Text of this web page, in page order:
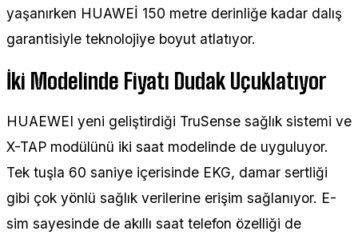
yaşanırken HUAWEİ 150 metre derinliğe kadar dalış
garantisiyle teknolojiye boyut atlatıyor.
İki Modelinde Fiyatı Dudak Uçuklatıyor
HUAEWEI yeni geliştirdiği TruSense sağlık sistemi ve
X-TAP modülünü iki saat modelinde de uyguluyor.
Tek tuşla 60 saniye içerisinde EKG, damar sertliği
gibi çok yönlü sağlık verilerine erişim sağlanıyor. E-
sim sayesinde de akıllı saat telefon özelliği de